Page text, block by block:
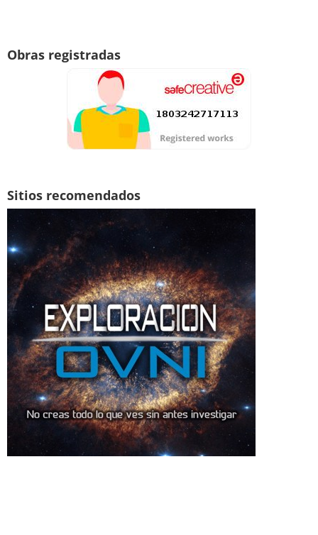
Obras registradas
Sitios recomendados